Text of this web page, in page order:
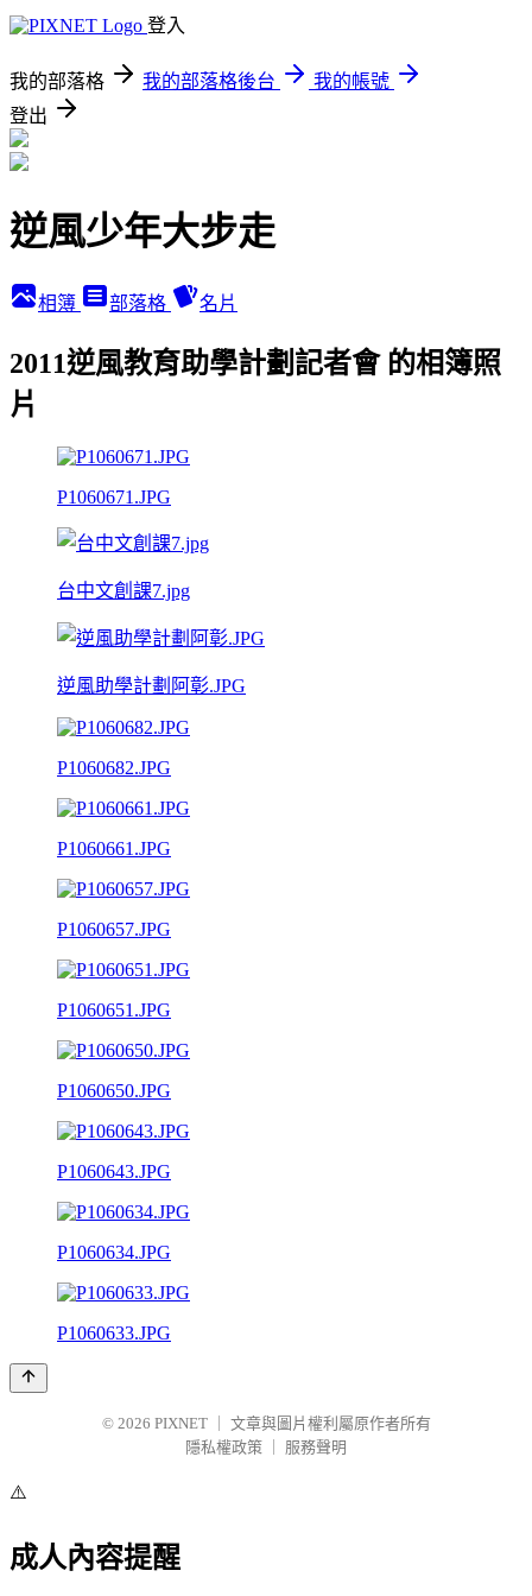
登入
我的部落格 我的部落格後台
我的帳號
登出
逆風少年大步走
相簿 部落格 名片
2011逆風教育助學計劃記者會 的相簿照
片
P1060671.JPG
台中文創課7.jpg
逆風助學計劃阿彰.JPG
P1060682.JPG
P1060661.JPG
P1060657.JPG
P1060651.JPG
P1060650.JPG
P1060643.JPG
P1060634.JPG
P1060633.JPG
© 2026 PIXNET
文章與圖片權利屬原作者所有
隱私權政策
服務聲明
⚠️
成人內容提醒